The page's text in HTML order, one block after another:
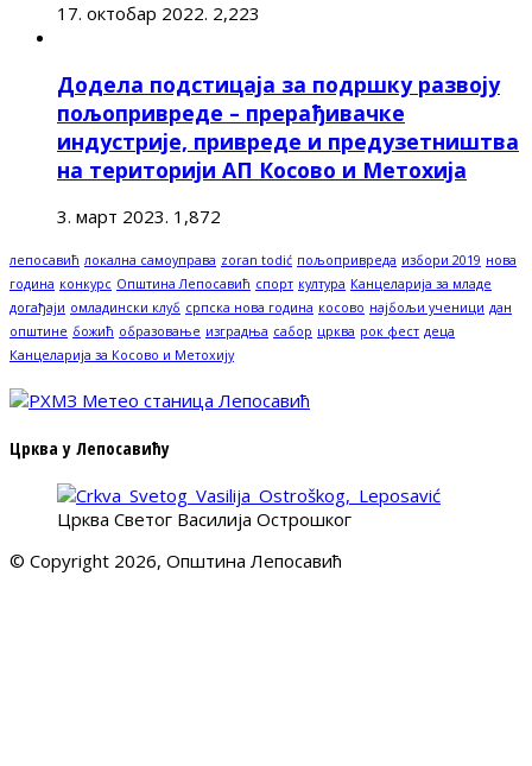
17. октобар 2022. 2,223
Додела подстицаја за подршку развоју
пољопривреде – прерађивачке
индустрије, привреде и предузетништва
на територији АП Косово и Метохија
3. март 2023. 1,872
лепосавић локална самоуправа zoran todić пољопривреда избори 2019 нова
година конкурс Општина Лепосавић спорт култура Канцеларија за младе
догађаји омладински клуб српска нова година косово најбољи ученици дан
општине божић образовање изградња сабор црква рок фест деца
Канцеларија за Косово и Метохију
Црква у Лепосавићу
Црква Светог Василија Острошког
© Copyright 2026, Општина Лепосавић